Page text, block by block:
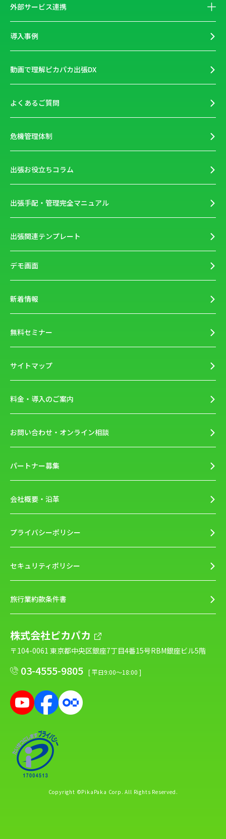
外部サービス連携
導入事例
動画で理解ピカパカ出張DX
よくあるご質問
危機管理体制
出張お役立ちコラム
出張手配・管理完全マニュアル
出張関連テンプレート
デモ画面
新着情報
無料セミナー
サイトマップ
料金・導入のご案内
お問い合わせ・オンライン相談
パートナー募集
会社概要・沿革
プライバシーポリシー
セキュリティポリシー
旅行業約款条件書
株式会社ピカパカ
〒104-0061 東京都中央区銀座7丁目4番15号RBM銀座ビル5階
03-4555-9805 [ 平日9:00～18:00 ]
Copyright ©PikaPaka Corp. All Rights Reserved.